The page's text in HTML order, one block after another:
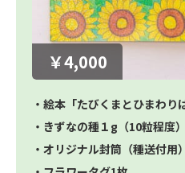
￥4,000
・絵本「たびくまとひまわり
・きずなの種１g（10粒程度）
・オリジナル封筒（種送付用）